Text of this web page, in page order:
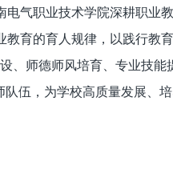
气职业技术学院深耕职业
育的育人规律，以践行教
、师德师风培育、专业技
伍，为学校高质量发展、